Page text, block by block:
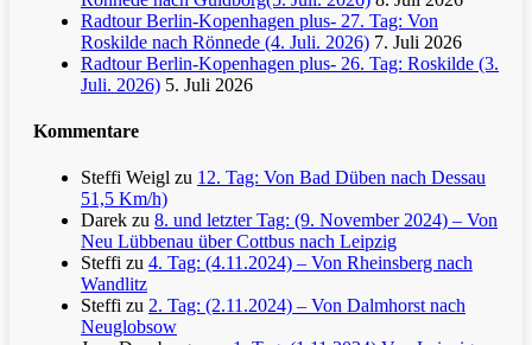
Radtour Berlin-Kopenhagen plus- 27. Tag: Von
Roskilde nach Rönnede (4. Juli. 2026) 7. Juli 2026
Radtour Berlin-Kopenhagen plus- 26. Tag: Roskilde (3.
Juli. 2026) 5. Juli 2026
Kommentare
Steffi Weigl zu 12. Tag: Von Bad Düben nach Dessau
51,5 Km/h)
Darek zu 8. und letzter Tag: (9. November 2024) – Von
Neu Lübbenau über Cottbus nach Leipzig
Steffi zu 4. Tag: (4.11.2024) – Von Rheinsberg nach
Wandlitz
Steffi zu 2. Tag: (2.11.2024) – Von Dalmhorst nach
Neuglobsow